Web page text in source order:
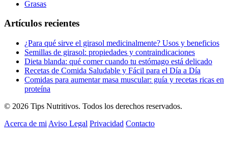
Grasas
Artículos recientes
¿Para qué sirve el girasol medicinalmente? Usos y beneficios
Semillas de girasol: propiedades y contraindicaciones
Dieta blanda: qué comer cuando tu estómago está delicado
Recetas de Comida Saludable y Fácil para el Día a Día
Comidas para aumentar masa muscular: guía y recetas ricas en
proteína
© 2026 Tips Nutritivos. Todos los derechos reservados.
Acerca de mi Aviso Legal Privacidad Contacto